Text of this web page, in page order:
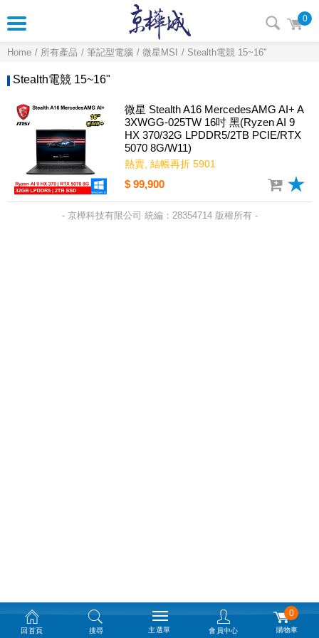
0
Home 所有產品 筆記型電腦 微星MSI Stealth電競 15~16"
Stealth電競 15~16"
微星 Stealth A16 MercedesAMG AI+ A
3XWGG-025TW 16吋 黑(Ryzen AI 9
HX 370/32G LPDDR5/2TB PCIE/RTX
5070 8G/W11)
熱賣, 結帳再折 5901
$ 99,900
- 京樺科技有限公司 統編：28354714 版權所有 -
回首頁 搜尋 主選單 會員中心
0
購物車